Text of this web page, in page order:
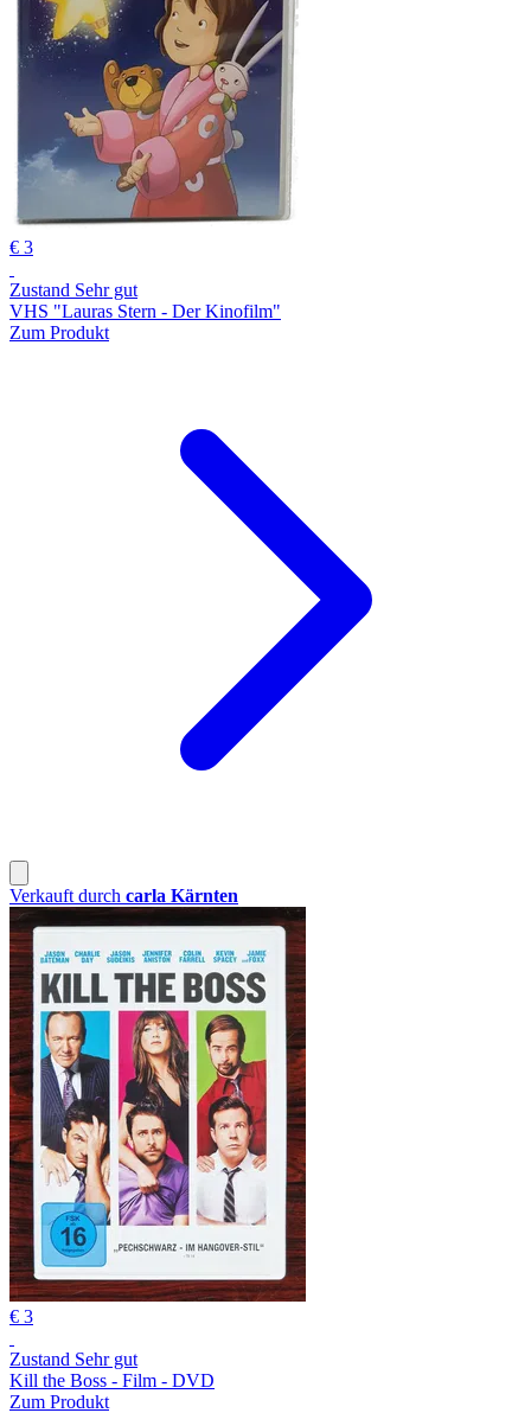
€ 3
Zustand Sehr gut
VHS "Lauras Stern - Der Kinofilm"
Zum Produkt
Verkauft durch carla Kärnten
€ 3
Zustand Sehr gut
Kill the Boss - Film - DVD
Zum Produkt